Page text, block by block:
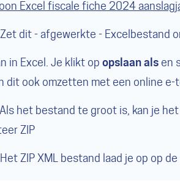
Excel fiscale fiche 2024
dit - afgewerkte - Excelbestand
in Excel. Je klikt op opslaan als en
dit ook omzetten met een online
het bestand te groot is, kan je
ZIP
ZIP XML bestand laad je op op